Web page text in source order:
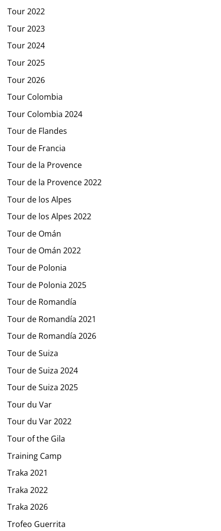
Tour 2022
Tour 2023
Tour 2024
Tour 2025
Tour 2026
Tour Colombia
Tour Colombia 2024
Tour de Flandes
Tour de Francia
Tour de la Provence
Tour de la Provence 2022
Tour de los Alpes
Tour de los Alpes 2022
Tour de Omán
Tour de Omán 2022
Tour de Polonia
Tour de Polonia 2025
Tour de Romandía
Tour de Romandía 2021
Tour de Romandía 2026
Tour de Suiza
Tour de Suiza 2024
Tour de Suiza 2025
Tour du Var
Tour du Var 2022
Tour of the Gila
Training Camp
Traka 2021
Traka 2022
Traka 2026
Trofeo Guerrita